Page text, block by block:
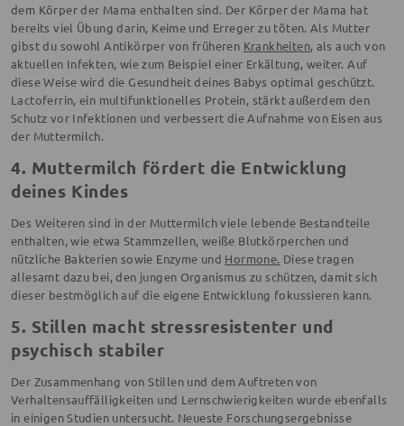
dem Körper der Mama enthalten sind. Der Körper der Mama hat
bereits viel Übung darin, Keime und Erreger zu töten. Als Mutter
gibst du sowohl Antikörper von früheren Krankheiten, als auch von
aktuellen Infekten, wie zum Beispiel einer Erkältung, weiter. Auf
diese Weise wird die Gesundheit deines Babys optimal geschützt.
Lactoferrin, ein multifunktionelles Protein, stärkt außerdem den
Schutz vor Infektionen und verbessert die Aufnahme von Eisen aus
der Muttermilch.
4. Muttermilch fördert die Entwicklung
deines Kindes
Des Weiteren sind in der Muttermilch viele lebende Bestandteile
enthalten, wie etwa Stammzellen, weiße Blutkörperchen und
nützliche Bakterien sowie Enzyme und Hormone. Diese tragen
allesamt dazu bei, den jungen Organismus zu schützen, damit sich
dieser bestmöglich auf die eigene Entwicklung fokussieren kann.
5. Stillen macht stressresistenter und
psychisch stabiler
Der Zusammenhang von Stillen und dem Auftreten von
Verhaltensauffälligkeiten und Lernschwierigkeiten wurde ebenfalls
in einigen Studien untersucht. Neueste Forschungsergebnisse